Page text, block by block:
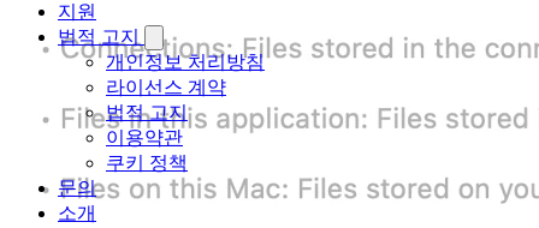
지원
법적 고지
개인정보 처리방침
라이선스 계약
법적 고지
이용약관
쿠키 정책
문의
소개